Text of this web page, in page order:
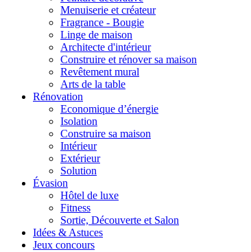
Menuiserie et créateur
Fragrance - Bougie
Linge de maison
Architecte d'intérieur
Construire et rénover sa maison
Revêtement mural
Arts de la table
Rénovation
Economique d’énergie
Isolation
Construire sa maison
Intérieur
Extérieur
Solution
Évasion
Hôtel de luxe
Fitness
Sortie, Découverte et Salon
Idées & Astuces
Jeux concours